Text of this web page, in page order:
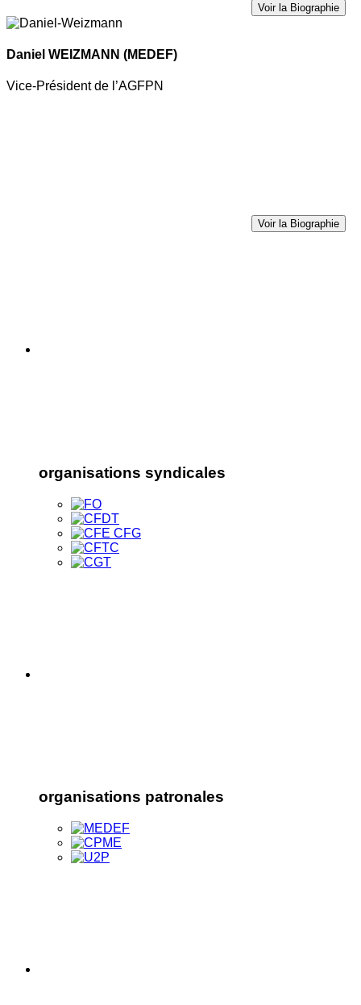
Voir la Biographie
Daniel WEIZMANN (MEDEF)
Vice-Président de l’AGFPN
Voir la Biographie
organisations syndicales
organisations patronales